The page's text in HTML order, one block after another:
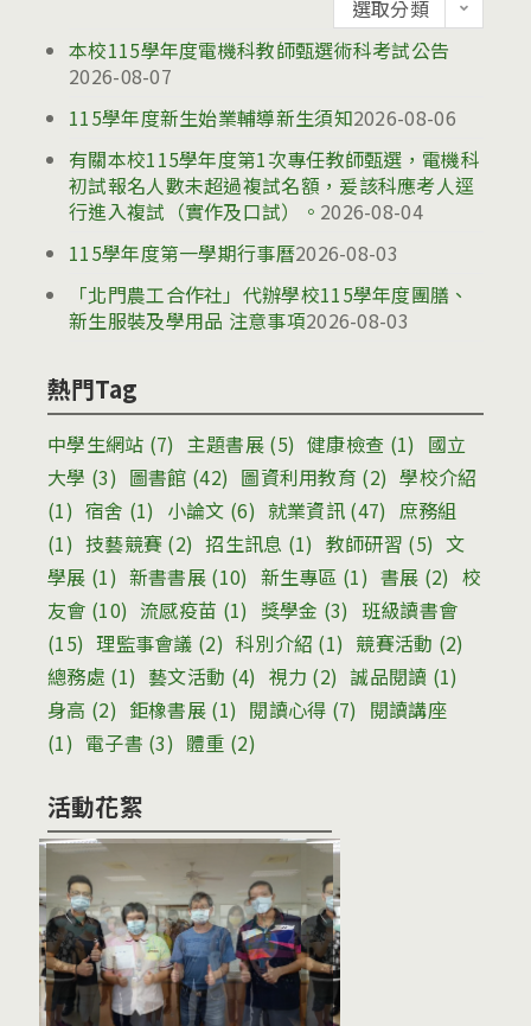
告
選取分類
本校115學年度電機科教師甄選術科考試公告
2026-08-07
115學年度新生始業輔導新生須知2026-08-06
有關本校115學年度第1次專任教師甄選，電機科
初試報名人數未超過複試名額，爰該科應考人逕
行進入複試（實作及口試）。 2026-08-04
115學年度第一學期行事曆2026-08-03
「北門農工合作社」代辦學校115學年度團膳、
新生服裝及學用品 注意事項2026-08-03
熱門Tag
中學生網站 (7) 主題書展(5) 健康檢查 (1) 國立
大學 (3) 圖書館 (42) 圖資利用教育 (2) 學校介紹
(1) 宿舍 (1) 小論文 (6) 就業資訊 (47) 庶務組
(1) 技藝競賽 (2) 招生訊息 (1) 教師研習 (5) 文
學展 (1) 新書書展 (10) 新生專區 (1) 書展 (2) 校
友會 (10) 流感疫苗 (1) 獎學金 (3) 班級讀書會
(15) 理監事會議 (2) 科別介紹 (1) 競賽活動 (2)
總務處 (1) 藝文活動 (4) 視力 (2) 誠品閱讀 (1)
身高 (2) 鉅橡書展 (1) 閱讀心得 (7) 閱讀講座
(1) 電子書 (3) 體重 (2)
活動花絮